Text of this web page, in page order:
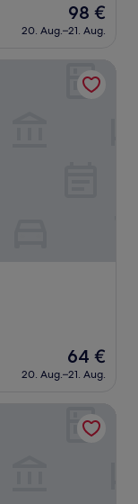
Der
Preis
beträgt
98 €
20. Aug.–21. Aug.
Der
Preis
beträgt
64 €
20. Aug.–21. Aug.